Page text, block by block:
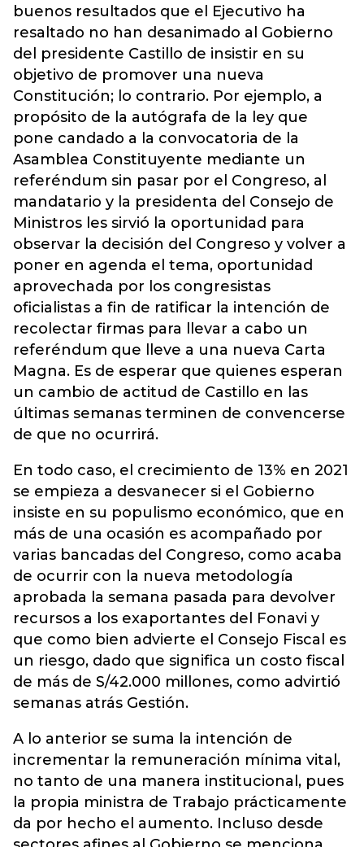
buenos resultados que el Ejecutivo ha
resaltado no han desanimado al Gobierno
del presidente Castillo de insistir en su
objetivo de promover una nueva
Constitución; lo contrario. Por ejemplo, a
propósito de la autógrafa de la ley que
pone candado a la convocatoria de la
Asamblea Constituyente mediante un
referéndum sin pasar por el Congreso, al
mandatario y la presidenta del Consejo de
Ministros les sirvió la oportunidad para
observar la decisión del Congreso y volver a
poner en agenda el tema, oportunidad
aprovechada por los congresistas
oficialistas a fin de ratificar la intención de
recolectar firmas para llevar a cabo un
referéndum que lleve a una nueva Carta
Magna. Es de esperar que quienes esperan
un cambio de actitud de Castillo en las
últimas semanas terminen de convencerse
de que no ocurrirá.
En todo caso, el crecimiento de 13% en 2021
se empieza a desvanecer si el Gobierno
insiste en su populismo económico, que en
más de una ocasión es acompañado por
varias bancadas del Congreso, como acaba
de ocurrir con la nueva metodología
aprobada la semana pasada para devolver
recursos a los exaportantes del Fonavi y
que como bien advierte el Consejo Fiscal es
un riesgo, dado que significa un costo fiscal
de más de S/42.000 millones, como advirtió
semanas atrás Gestión.
A lo anterior se suma la intención de
incrementar la remuneración mínima vital,
no tanto de una manera institucional, pues
la propia ministra de Trabajo prácticamente
da por hecho el aumento. Incluso desde